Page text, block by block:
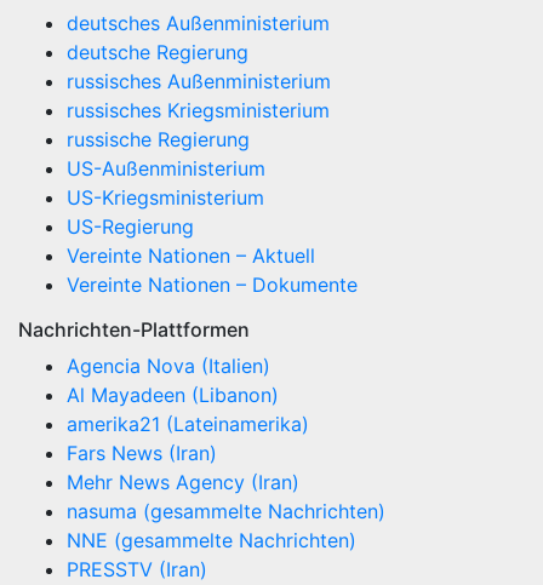
deutsches Außenministerium
deutsche Regierung
russisches Außenministerium
russisches Kriegsministerium
russische Regierung
US-Außenministerium
US-Kriegsministerium
US-Regierung
Vereinte Nationen – Aktuell
Vereinte Nationen – Dokumente
Nachrichten-Plattformen
Agencia Nova (Italien)
Al Mayadeen (Libanon)
amerika21 (Lateinamerika)
Fars News (Iran)
Mehr News Agency (Iran)
nasuma (gesammelte Nachrichten)
NNE (gesammelte Nachrichten)
PRESSTV (Iran)